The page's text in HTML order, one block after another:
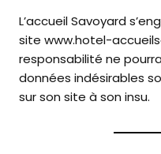
L’accueil Savoyard
site www.hotel-
responsabilité ne
données indésirables
sur son site à son insu.